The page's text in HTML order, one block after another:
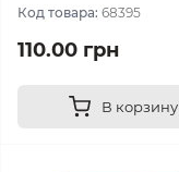
Код товара: 68395
110.00 грн
В корзину